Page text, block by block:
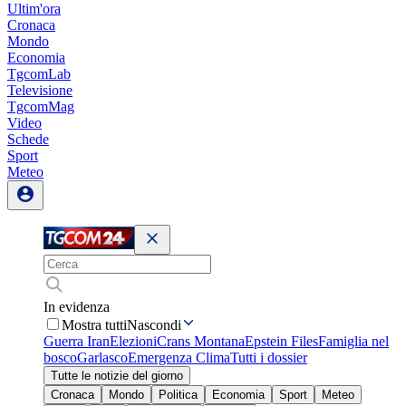
Ultim'ora
Cronaca
Mondo
Economia
TgcomLab
Televisione
TgcomMag
Video
Schede
Sport
Meteo
In evidenza
Mostra tuttiNascondi
Guerra IranElezioniCrans MontanaEpstein FilesFamiglia nel
boscoGarlascoEmergenza ClimaTutti i dossier
Tutte le notizie del giorno
Cronaca
Mondo Politica Economia Sport
Meteo